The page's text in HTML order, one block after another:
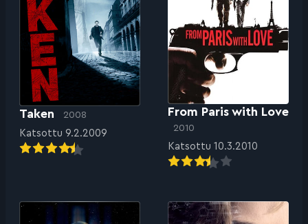
Taken 2008
Katsottu 9.2.2009
From Paris with Love
2010
Katsottu 10.3.2010